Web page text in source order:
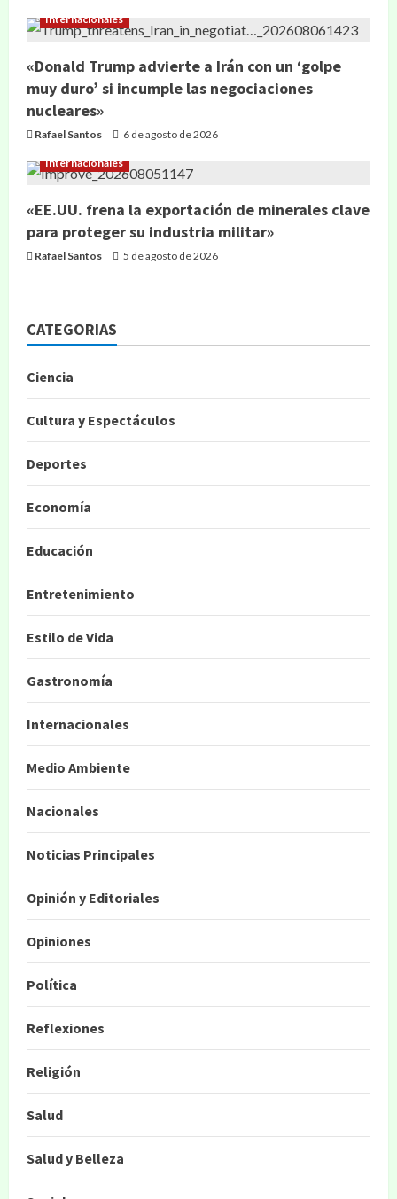
Internacionales
«Donald Trump advierte a Irán con un ‘golpe
muy duro’ si incumple las negociaciones
nucleares»
Rafael Santos 6 de agosto de 2026
Internacionales
«EE.UU. frena la exportación de minerales clave
para proteger su industria militar»
Rafael Santos 5 de agosto de 2026
CATEGORIAS
Ciencia
Cultura y Espectáculos
Deportes
Economía
Educación
Entretenimiento
Estilo de Vida
Gastronomía
Internacionales
Medio Ambiente
Nacionales
Noticias Principales
Opinión y Editoriales
Opiniones
Política
Reflexiones
Religión
Salud
Salud y Belleza